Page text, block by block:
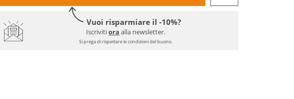
Vuoi risparmiare il -10%?
Iscrivitiora alla newsletter.
Si prega di rispettare le condizioni del buono.